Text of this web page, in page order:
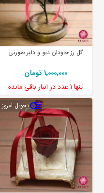
گل رز جاودان دیو و دلبر صورتی
1٬000٬000 تومان
تنها 1 عدد در انبار باقی مانده
تحویل امروز